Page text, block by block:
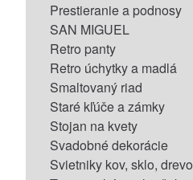
Prestieranie a podnosy
SAN MIGUEL
Retro panty
Retro úchytky a madlá
Smaltovaný riad
Staré kľúče a zámky
Stojan na kvety
Svadobné dekorácie
Svietniky kov, sklo, drevo